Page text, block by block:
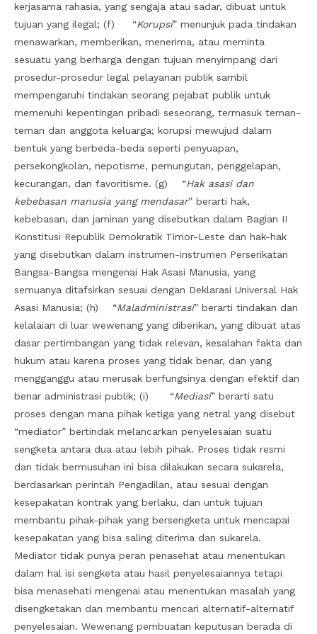
kerjasama rahasia, yang sengaja atau sadar, dibuat untuk
tujuan yang ilegal; (f) “Korupsi” menunjuk pada tindakan
menawarkan, memberikan, menerima, atau meminta
sesuatu yang berharga dengan tujuan menyimpang dari
prosedur-prosedur legal pelayanan publik sambil
mempengaruhi tindakan seorang pejabat publik untuk
memenuhi kepentingan pribadi seseorang, termasuk teman-
teman dan anggota keluarga; korupsi mewujud dalam
bentuk yang berbeda-beda seperti penyuapan,
persekongkolan, nepotisme, pemungutan, penggelapan,
kecurangan, dan favoritisme. (g) “Hak asasi dan
kebebasan manusia yang mendasar” berarti hak,
kebebasan, dan jaminan yang disebutkan dalam Bagian II
Konstitusi Republik Demokratik Timor-Leste dan hak-hak
yang disebutkan dalam instrumen-instrumen Perserikatan
Bangsa-Bangsa mengenai Hak Asasi Manusia, yang
semuanya ditafsirkan sesuai dengan Deklarasi Universal Hak
Asasi Manusia; (h) “Maladministrasi” berarti tindakan dan
kelalaian di luar wewenang yang diberikan, yang dibuat atas
dasar pertimbangan yang tidak relevan, kesalahan fakta dan
hukum atau karena proses yang tidak benar, dan yang
mengganggu atau merusak berfungsinya dengan efektif dan
benar administrasi publik; (i) “Mediasi” berarti satu
proses dengan mana pihak ketiga yang netral yang disebut
“mediator” bertindak melancarkan penyelesaian suatu
sengketa antara dua atau lebih pihak. Proses tidak resmi
dan tidak bermusuhan ini bisa dilakukan secara sukarela,
berdasarkan perintah Pengadilan, atau sesuai dengan
kesepakatan kontrak yang berlaku, dan untuk tujuan
membantu pihak-pihak yang bersengketa untuk mencapai
kesepakatan yang bisa saling diterima dan sukarela.
Mediator tidak punya peran penasehat atau menentukan
dalam hal isi sengketa atau hasil penyelesaiannya tetapi
bisa menasehati mengenai atau menentukan masalah yang
disengketakan dan membantu mencari alternatif-alternatif
penyelesaian. Wewenang pembuatan keputusan berada di